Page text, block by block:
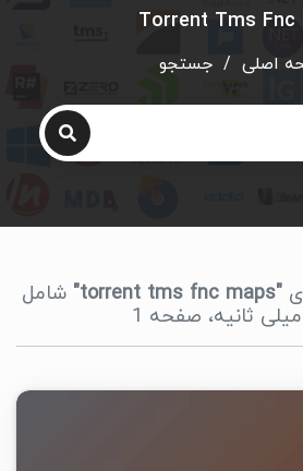
Torrent Tms Fnc
اصلی / جستجو
"torrent tms fnc maps"
شامل